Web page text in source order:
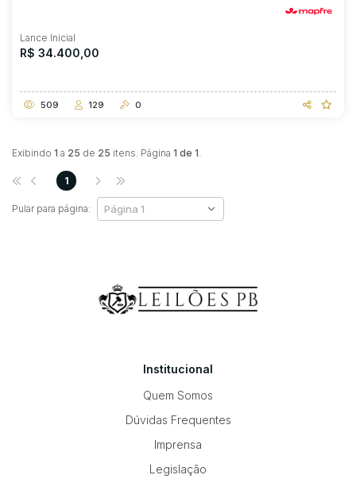
Lance Inicial
R$ 34.400,00
509 129 0
Exibindo 1 a 25 de 25 itens. Página 1 de 1.
Pular para página:
1
Institucional
Quem Somos
Dúvidas Frequentes
Imprensa
Legislação